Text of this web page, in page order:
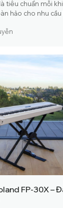
tiêu chuẩn mỗi
hảo cho nhu cầu
FP-30X –